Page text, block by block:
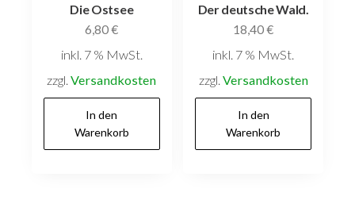
Die Ostsee
6,80€
inkl. 7 % MwSt.
zzgl.Versandkosten
In den
Warenkorb
Der deutsche Wald.
18,40€
inkl. 7 % MwSt.
zzgl. Versandkosten
In den
Warenkorb